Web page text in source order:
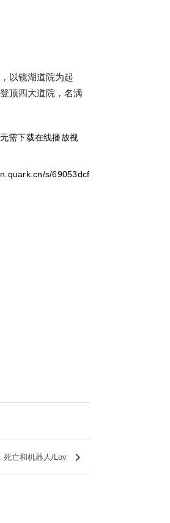
以镜湖道院为起
顶四大道院，名满
需下载在线播放视
s/69053dcf
死亡和机器人/Lov keyboard_arrow_right